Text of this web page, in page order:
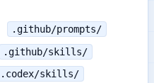
.github/prompts/
.github/skills/
.codex/skills/